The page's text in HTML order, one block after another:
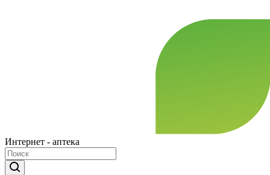
Интернет - аптека